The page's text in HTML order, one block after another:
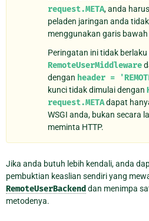
request.META, anda
peladen jaringan anda
menggunakan garis
Peringatan ini tidak berlaku
RemoteUserMiddleware
dengan header =
kunci tidak dimulai dengan
request.METAdapat
WSGI anda, bukan secara
meminta HTTP.
Jika anda butuh lebih kendali, anda
pembuktian keaslian sendiri yang
RemoteUserBackend dan menimpa
metodenya.